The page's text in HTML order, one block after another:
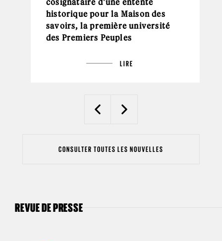
historique pour la Maison des
savoirs, la première université
des Premiers Peuples
LIRE
PreviousNext
CONSULTER TOUTES LES NOUVELLES
REVUE DE PRESSE